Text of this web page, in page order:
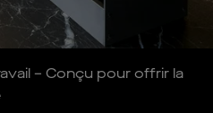
– Conçu pour offrir la